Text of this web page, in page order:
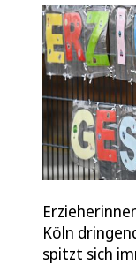
Köln
spitzt sich